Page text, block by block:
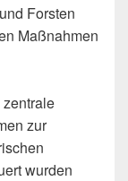
Forsten
Maßnahmen
zur
wurden